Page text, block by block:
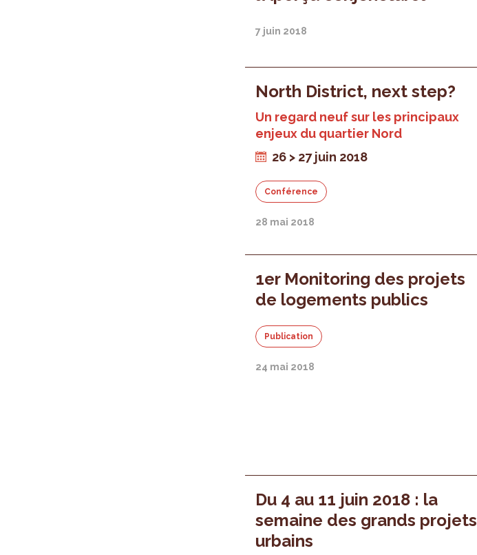
7 juin 2018
North District, next step?
Un regard neuf sur les principaux
enjeux du quartier Nord
26 > 27 juin 2018
Conférence
28 mai 2018
1er Monitoring des projets
de logements publics
Publication
24 mai 2018
Du 4 au 11 juin 2018 : la
semaine des grands projets
urbains